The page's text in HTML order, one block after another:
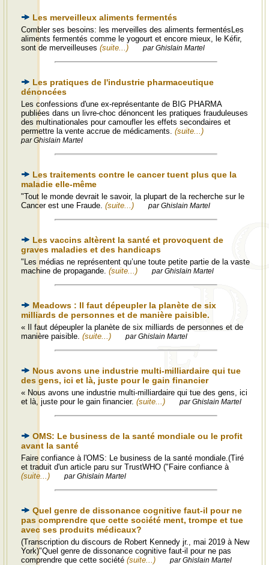
Les merveilleux aliments fermentés
Combler ses besoins: les merveilles des aliments fermentésLes
aliments fermentés comme le yogourt et encore mieux, le Kéfir,
sont de merveilleuses (suite...) par Ghislain Martel
Les pratiques de l'industrie pharmaceutique
dénoncées
Les confessions d'une ex-représentante de BIG PHARMA
publiées dans un livre-choc dénoncent les pratiques frauduleuses
des multinationales pour camoufler les effets secondaires et
permettre la vente accrue de médicaments. (suite...)
par Ghislain Martel
Les traitements contre le cancer tuent plus que la
maladie elle-même
"Tout le monde devrait le savoir, la plupart de la recherche sur le
Cancer est une Fraude. (suite...) par Ghislain Martel
Les vaccins altèrent la santé et provoquent de
graves maladies et des handicaps
"Les médias ne représentent qu’une toute petite partie de la vaste
machine de propagande. (suite...) par Ghislain Martel
Meadows : Il faut dépeupler la planète de six
milliards de personnes et de manière paisible.
« Il faut dépeupler la planète de six milliards de personnes et de
manière paisible. (suite...) par Ghislain Martel
Nous avons une industrie multi-milliardaire qui tue
des gens, ici et là, juste pour le gain financier
« Nous avons une industrie multi-milliardaire qui tue des gens, ici
et là, juste pour le gain financier. (suite...) par Ghislain Martel
OMS: Le business de la santé mondiale ou le profit
avant la santé
Faire confiance à l'OMS: Le business de la santé mondiale.(Tiré
et traduit d'un article paru sur TrustWHO ("Faire confiance à
(suite...)
par Ghislain Martel
Quel genre de dissonance cognitive faut-il pour ne
pas comprendre que cette société ment, trompe et tue
avec ses produits médicaux?
(Transcription du discours de Robert Kennedy jr., mai 2019 à New
York)"Quel genre de dissonance cognitive faut-il pour ne pas
comprendre que cette société (suite...) par Ghislain Martel